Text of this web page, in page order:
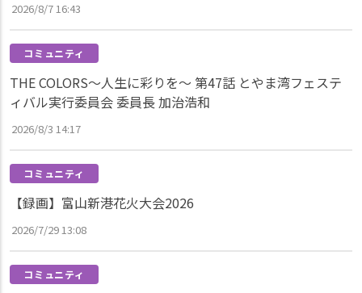
2026/8/7 16:43
コミュニティ
THE COLORS～人生に彩りを～ 第47話 とやま湾フェステ
ィバル実行委員会 委員長 加治浩和
2026/8/3 14:17
コミュニティ
【録画】富山新港花火大会2026
2026/7/29 13:08
コミュニティ